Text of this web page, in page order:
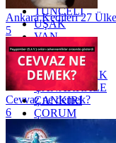
TUNCELİ
UŞAK
VAN
YALOVA
YOZGAT
ZONGULDAK
ÇANAKKALE
ÇANKIRI
ÇORUM
İSTANBUL
İZMİR
Ankara Kedileri 27
5
Cevvaz ne demek?
6